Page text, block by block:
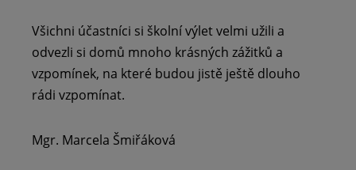
Všichni účastníci si školní výlet velmi užili a
odvezli si domů mnoho krásných zážitků a
vzpomínek, na které budou jistě ještě dlouho
rádi vzpomínat.
Mgr. Marcela Šmiřáková